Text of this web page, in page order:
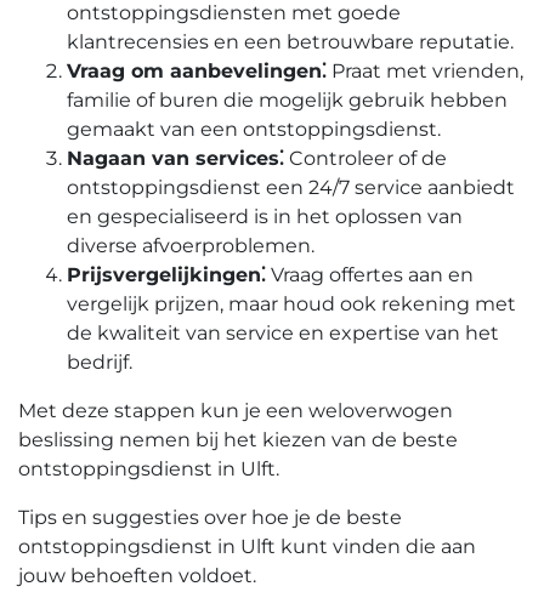
ontstoppingsdiensten met goede
klantrecensies en een betrouwbare reputatie.​
Vraag om aanbevelingen⁚ Praat met vrienden,
familie of buren die mogelijk gebruik hebben
gemaakt van een ontstoppingsdienst.​
Nagaan van services⁚ Controleer of de
ontstoppingsdienst een 24/7 service aanbiedt
en gespecialiseerd is in het oplossen van
diverse afvoerproblemen.
Prijsvergelijkingen⁚ Vraag offertes aan en
vergelijk prijzen, maar houd ook rekening met
de kwaliteit van service en expertise van het
bedrijf.​
Met deze stappen kun je een weloverwogen
beslissing nemen bij het kiezen van de beste
ontstoppingsdienst in Ulft.
Tips en suggesties over hoe je de beste
ontstoppingsdienst in Ulft kunt vinden die aan
jouw behoeften voldoet.​